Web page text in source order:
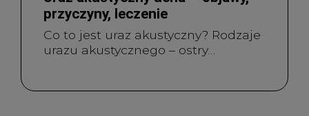
przyczyny, leczenie
Co to jest uraz akustyczny? Rodzaje
urazu akustycznego – ostry…